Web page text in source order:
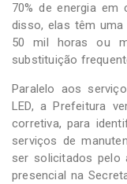
70% de energia em
disso, elas têm
50 mil horas ou
substituição
Paralelo aos
LED, a Prefeitura
corretiva, para
serviços de
ser solicitados pelo
presencial na